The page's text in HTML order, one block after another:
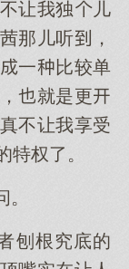
让我独儿
那儿听，
一比较单
就是更
不让我享受
权了。
刨根究底的